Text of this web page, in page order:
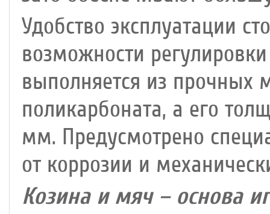
Удобство эксплуатации
возможности
выполняется из прочных
поликарбоната, а его
мм. Предусмотрено
от коррозии и
Козина и мяч – основа